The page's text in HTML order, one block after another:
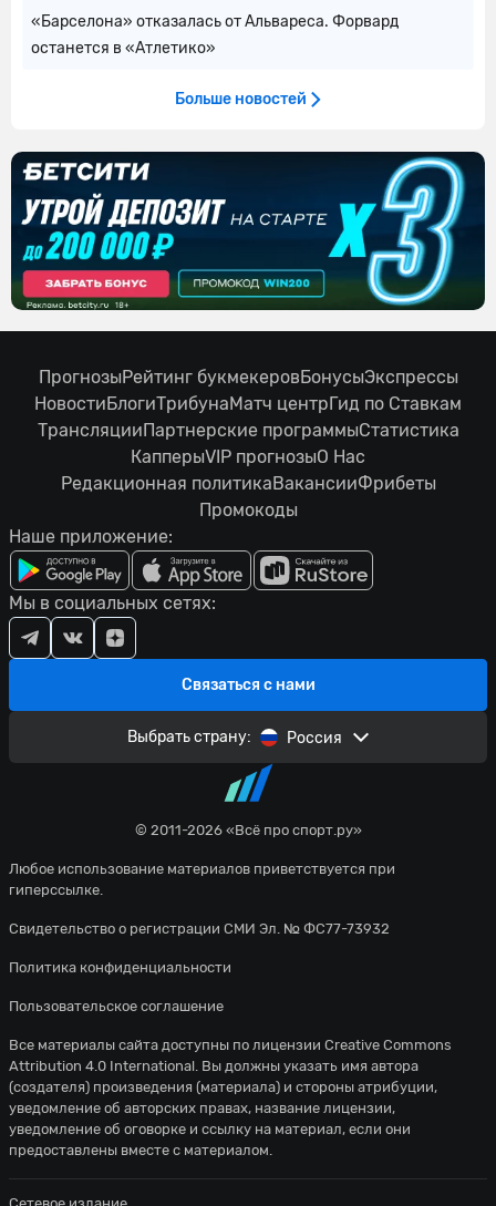
«Барселона» отказалась от Альвареса. Форвард
останется в «Атлетико»
Больше новостей
© 2011-2026 «Всё про спорт.ру»
Любое использование материалов приветствуется при
гиперссылке.
Свидетельство о регистрации СМИ Эл. № ФС77-73932
Политика конфиденциальности
Пользовательское соглашение
ПрогнозыРейтинг букмекеровБонусыЭкспрессы
НовостиБлогиТрибунаМатч центрГид по Ставкам
ТрансляцииПартнерские программыСтатистика
КапперыVIP прогнозыО Нас
Редакционная политикаВакансииФрибеты
Промокоды
Наше приложение:
Связаться с нами
Мы в социальных сетях:
Выбрать страну: Россия
Все материалы сайта доступны по лицензии Creative Commons
Attribution 4.0 International. Вы должны указать имя автора
(создателя) произведения (материала) и стороны атрибуции,
уведомление об авторских правах, название лицензии,
уведомление об оговорке и ссылку на материал, если они
предоставлены вместе с материалом.